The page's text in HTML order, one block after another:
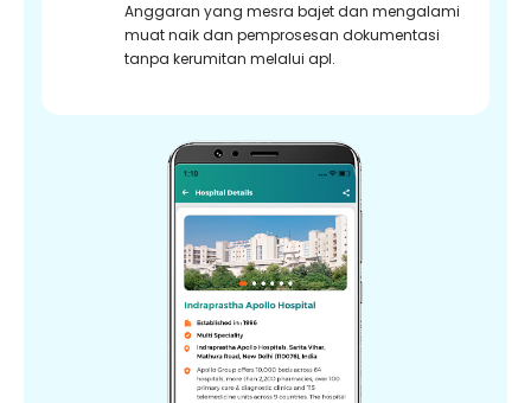
Anggaran yang mesra bajet dan mengalami
muat naik dan pemprosesan dokumentasi
tanpa kerumitan melalui apl.